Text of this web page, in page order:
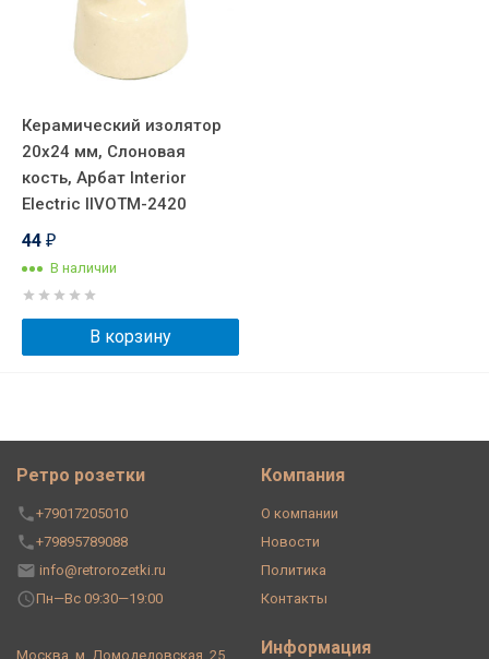
Керамический изолятор
20х24 мм, Слоновая
кость, Арбат Interior
Electric IIVOTM-2420
44 ₽
В наличии
В корзину
Ретро розетки
+79017205010
+79895789088
info@retrorozetki.ru
Пн—Вс 09:30—19:00
Москва, м. Домодедовская, 25
Компания
О компании
Новости
Политика
Контакты
Информация